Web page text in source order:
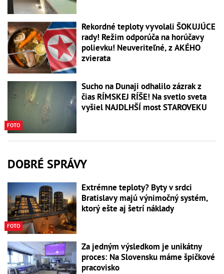
Rekordné teploty vyvolali ŠOKUJÚCE
rady! Režim odporúča na horúčavy
polievku! Neuveriteľné, z AKÉHO
zvierata
FOTO
Sucho na Dunaji odhalilo zázrak z
čias RÍMSKEJ RÍŠE! Na svetlo sveta
vyšiel NAJDLHŠÍ most STAROVEKU
DOBRÉ SPRÁVY
FOTO
Extrémne teploty? Byty v srdci
Bratislavy majú výnimočný systém,
ktorý ešte aj šetrí náklady
Za jedným výsledkom je unikátny
proces: Na Slovensku máme špičkové
pracovisko